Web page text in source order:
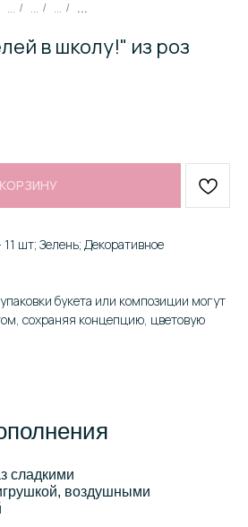
... / ... / ... / ...
в школу!" из роз
шт; Зелень; Декоративное
букета или композиции могут
сохраняя концепцию, цветовую
сладкими
воздушными